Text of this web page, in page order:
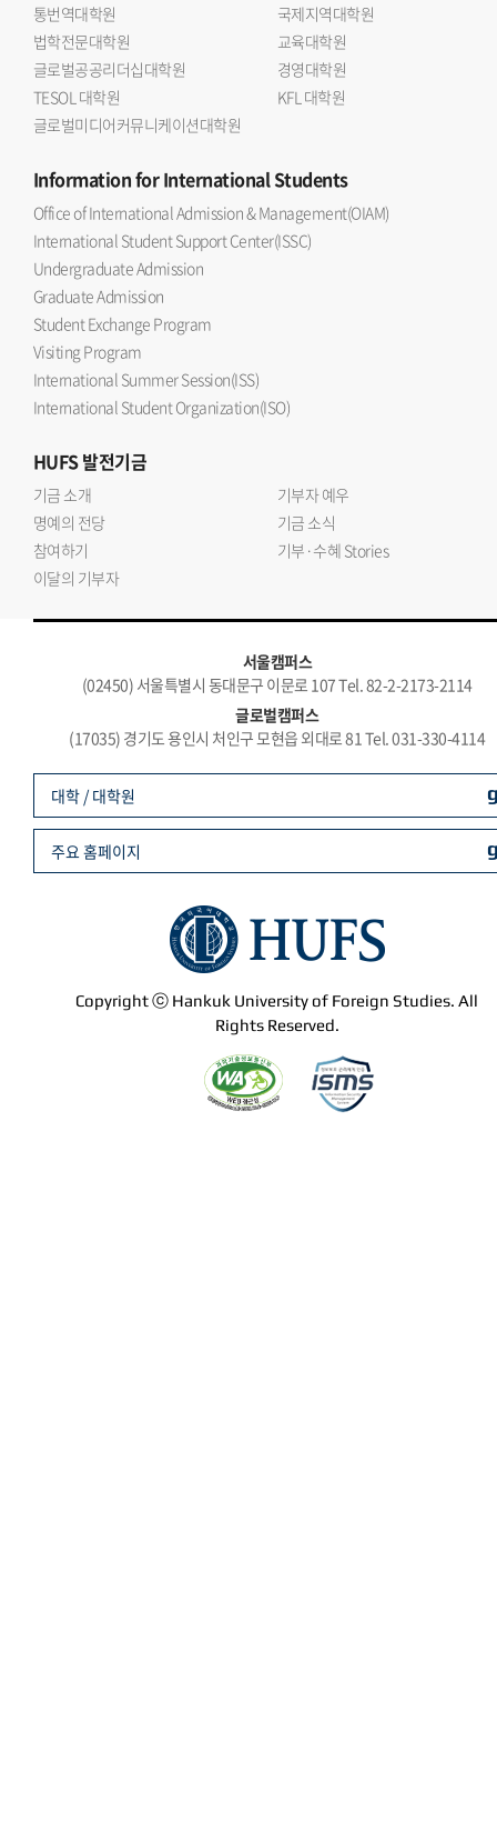
되었다 고 소감을 밝혔다.
통번역대학원
국제지역대학원
법학전문대학원
교육대학원
글로벌공공리더십대학원
경영대학원
TESOL 대학원
KFL 대학원
글로벌미디어커뮤니케이션대학원
Informationfor International Students
Office of International Admission & Management(OIAM)
International Student Support Center(ISSC)
Undergraduate Admission
Graduate Admission
Student Exchange Program
Visiting Program
International Summer Session(ISS)
International Student Organization(ISO)
HUFS발전기금
기금 소개
기부자 예우
명예의 전당
기금 소식
참여하기
기부·수혜 Stories
이달의 기부자
서울캠퍼스
(02450) 서울특별시 동대문구 이문로 107 Tel. 82-2-2173-2114
글로벌캠퍼스
(17035) 경기도 용인시 처인구 모현읍 외대로 81 Tel. 031-330-4114
Copyright ⓒ Hankuk University of Foreign Studies. All
Rights Reserved.
대학 / 대학원
주요 홈페이지